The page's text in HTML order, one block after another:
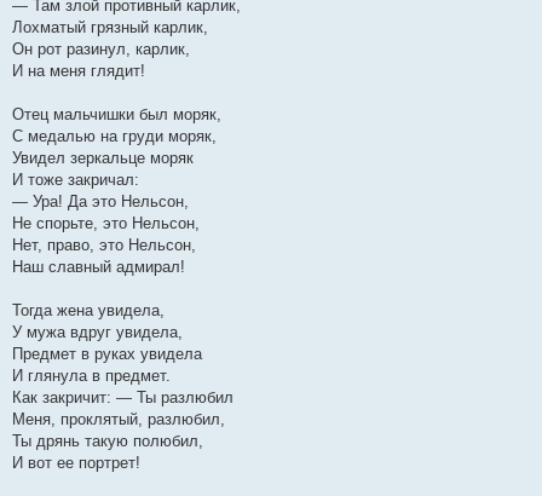
— Там злой противный карлик,
Лохматый грязный карлик,
Он рот разинул, карлик,
И на меня глядит!
Отец мальчишки был моряк,
С медалью на груди моряк,
Увидел зеркальце моряк
И тоже закричал:
— Ура! Да это Нельсон,
Не спорьте, это Нельсон,
Нет, право, это Нельсон,
Наш славный адмирал!
Тогда жена увидела,
У мужа вдруг увидела,
Предмет в руках увидела
И глянула в предмет.
Как закричит: — Ты разлюбил
Меня, проклятый, разлюбил,
Ты дрянь такую полюбил,
И вот ее портрет!